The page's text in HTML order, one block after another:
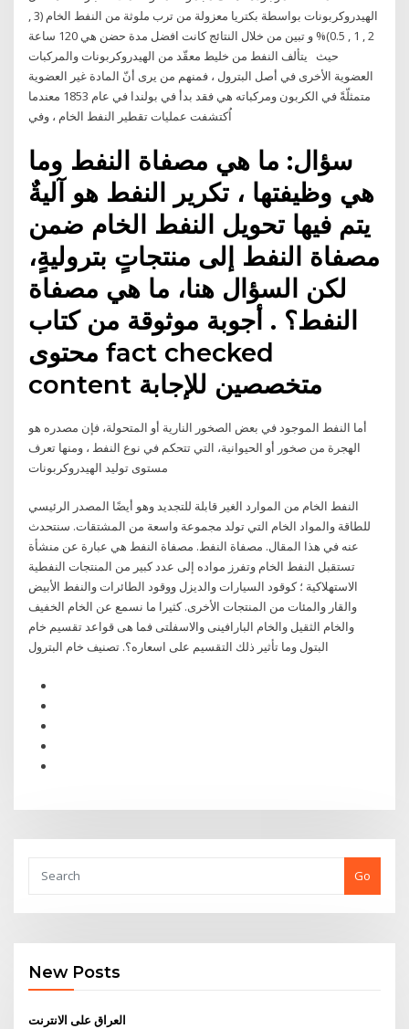
الهيدروكربونات بواسطة بكتريا معزولة من ترب ملوثة من النفط الخام (3 ,
2 , 1 , 0.5)% و تبين من خلال النتائج كانت افضل مدة حضن هي 120 ساعة
حيث يتألف النفط من خليط معقّد من الهيدروكربونات والمركبات
العضوية الأخرى في أصل البترول ، فمنهم من يرى أنّ المادة غير العضوية
متمثلّةً في الكربون ومركباته هي فقد بدأ في بولندا في عام 1853 معندما
اُكتشفت عمليات تقطير النفط الخام ، وفي
سؤال: ما هي مصفاة النفط وما
هي وظيفتها ، تكرير النفط هو آليةٌ
يتم فيها تحويل النفط الخام ضمن
مصفاة النفط إلى منتجاتٍ بتروليةٍ،
لكن السؤال هنا، ما هي مصفاة
النفط؟ . أجوبة موثوقة من كتاب
محتوى fact checked
content متخصصين للإجابة
أما النفط الموجود في بعض الصخور النارية أو المتحولة، فإن مصدره هو
الهجرة من صخور أو الحيوانية، التي تتحكم في نوع النفط ، ومنها تعرف
النفط الخام من الموارد الغير قابلة للتجديد وهو أيضًا المصدر الرئيسي
للطاقة والمواد الخام التي تولد مجموعة واسعة من المشتقات. سنتحدث
عنه في هذا المقال. مصفاة النفط. مصفاة النفط هي عبارة عن منشأة
تستقبل النفط الخام وتفرز مواده إلى عدد كبير من المنتجات النفطية
الاستهلاكية ؛ كوقود السيارات والديزل ووقود الطائرات والنفط الأبيض
والقار والمئات من المنتجات الأخرى. كثيرا ما نسمع عن الخام الخفيف
والخام الثقيل والخام البارافينى والاسفلتى فما هى قواعد تقسيم خام
البتول وما تأثير ذلك التقسيم على اسعاره؟. تصنيف خام البترول
Go
New Posts
العراق على الانترنت